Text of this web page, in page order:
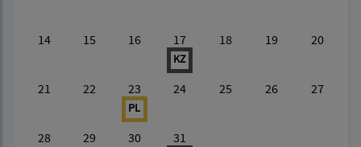
14 15 16 17
KZ
18 19 20
21 22 23
PL
24 25 26 27
28 29 30 31